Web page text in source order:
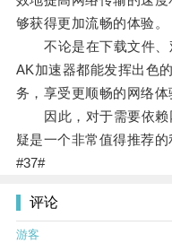
够获得更加流畅的体验。
不论是在下载文件、
AK加速器都能发挥出色
务，享受更顺畅的网络体
因此，对于需要依赖
疑是一个非常值得推荐的
#37#
评论
游客